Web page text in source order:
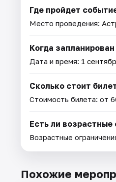
Где пройдет
Место проведения:
Когда
Дата и время: 1
Сколько стоит
Стоимость билета: от
Есть ли возрастные
Возрастные
Похожие